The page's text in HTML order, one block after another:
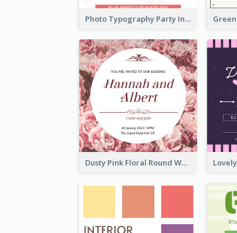
Photo Typography Party Invitation Design Templates
Dusty Pink Floral Round Wedding Invitation